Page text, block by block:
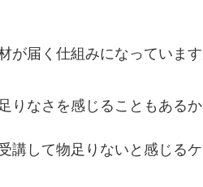
が届く仕組みになっていま
りなさを感じることもある
講して物足りないと感じる